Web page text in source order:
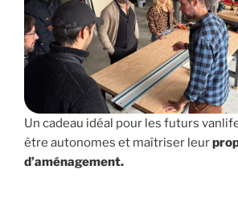
Un cadeau idéal pour les futurs
être autonomes et maîtriser leur
d’aménagement.